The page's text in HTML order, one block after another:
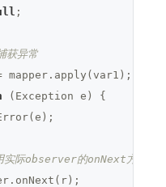
;
异常
mapper.apply(var1);
(Exception e) {
际observer的onNext方法